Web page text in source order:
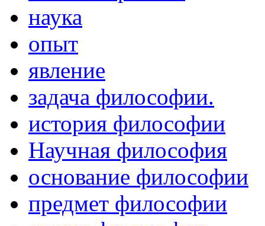
наука
опыт
явление
задача философии.
история философии
Научная философия
основание философии
предмет философии